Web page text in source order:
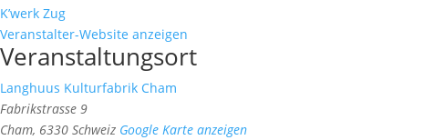
K’werk Zug
Veranstalter-Website anzeigen
Veranstaltungsort
Langhuus Kulturfabrik Cham
Fabrikstrasse 9
Cham, 6330 Schweiz Google Karte anzeigen